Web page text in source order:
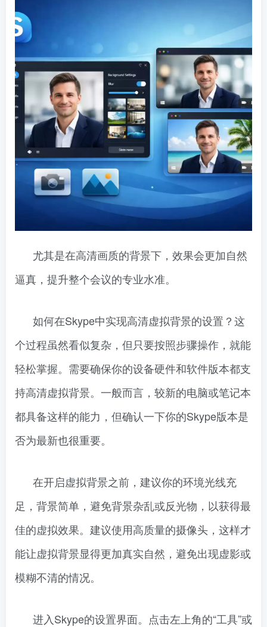
尤其是在高清画质的背景下，效果会更加自然
逼真，提升整个会议的专业水准。
如何在Skype中实现高清虚拟背景的设置？这
个过程虽然看似复杂，但只要按照步骤操作，就能
轻松掌握。需要确保你的设备硬件和软件版本都支
持高清虚拟背景。一般而言，较新的电脑或笔记本
都具备这样的能力，但确认一下你的Skype版本是
否为最新也很重要。
在开启虚拟背景之前，建议你的环境光线充
足，背景简单，避免背景杂乱或反光物，以获得最
佳的虚拟效果。建议使用高质量的摄像头，这样才
能让虚拟背景显得更加真实自然，避免出现虚影或
模糊不清的情况。
进入Skype的设置界面。点击左上角的“工具”或